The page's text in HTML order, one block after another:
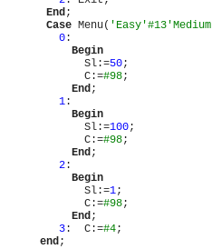
End;
Case Menu( 'Easy'#13
0:
Begin
             Sl:=
50;
             C:=
#98;
End;
1:
Begin
             Sl:=
100;
             C:=
#98;
End;
2:
Begin
             Sl:=
1;
             C:=
#98;
End;
3:  C:=#4;
end;